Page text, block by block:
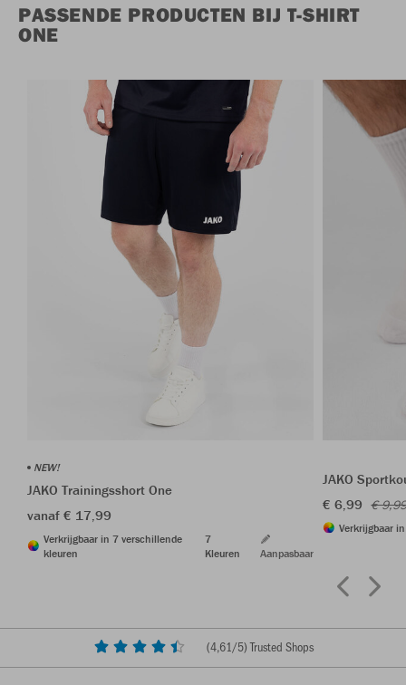
PASSENDE PRODUCTEN BIJ T-SHIRT
ONE
NEW!
JAKO Trainingsshort One
vanaf € 17,99
Verkrijgbaar in 7 verschillende
kleuren
7
Kleuren
Aanpasbaar
JAKO
€ 6,99 €
Verkrijgbaar
(4,61/5) Trusted Shops